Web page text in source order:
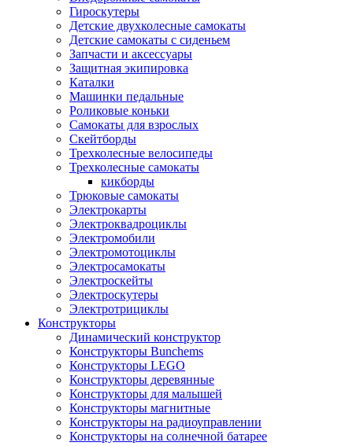
Гироскутеры
Детские двухколесные самокаты
Детские самокаты с сиденьем
Запчасти и аксессуары
Защитная экипировка
Каталки
Машинки педальные
Роликовые коньки
Самокаты для взрослых
Скейтборды
Трехколесные велосипеды
Трехколесные самокаты
кикборды
Трюковые самокаты
Электрокарты
Электроквадроциклы
Электромобили
Электромотоциклы
Электросамокаты
Электроскейты
Электроскутеры
Электротрициклы
Конструкторы
Динамический конструктор
Конструкторы Bunchems
Конструкторы LEGO
Конструкторы деревянные
Конструкторы для малышей
Конструкторы магнитные
Конструкторы на радиоуправлении
Конструкторы на солнечной батарее